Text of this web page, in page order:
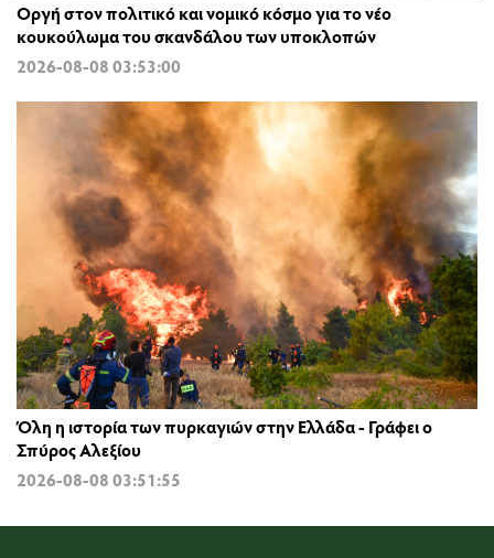
Οργή στον πολιτικό και νομικό κόσμο για το νέο
κουκούλωμα του σκανδάλου των υποκλοπών
2026-08-08 03:53:00
Όλη η ιστορία των πυρκαγιών στην Ελλάδα - Γράφει ο
Σπύρος Αλεξίου
2026-08-08 03:51:55